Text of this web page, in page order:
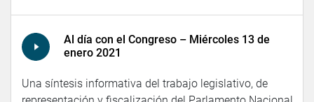
Al día con el Congreso – Miércoles 13 de
enero 2021
Una síntesis informativa del trabajo legislativo, de